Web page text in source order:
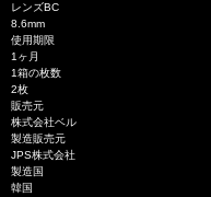
レンズBC
8.6mm
使用期限
1ヶ月
1箱の枚数
2枚
販売元
株式会社ベル
製造販売元
JPS株式会社
製造国
韓国